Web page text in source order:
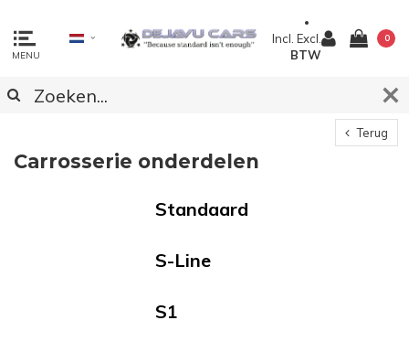
MENU
Incl. Excl.
BTW
0
Terug
Carrosserie onderdelen
Standaard
S-Line
S1